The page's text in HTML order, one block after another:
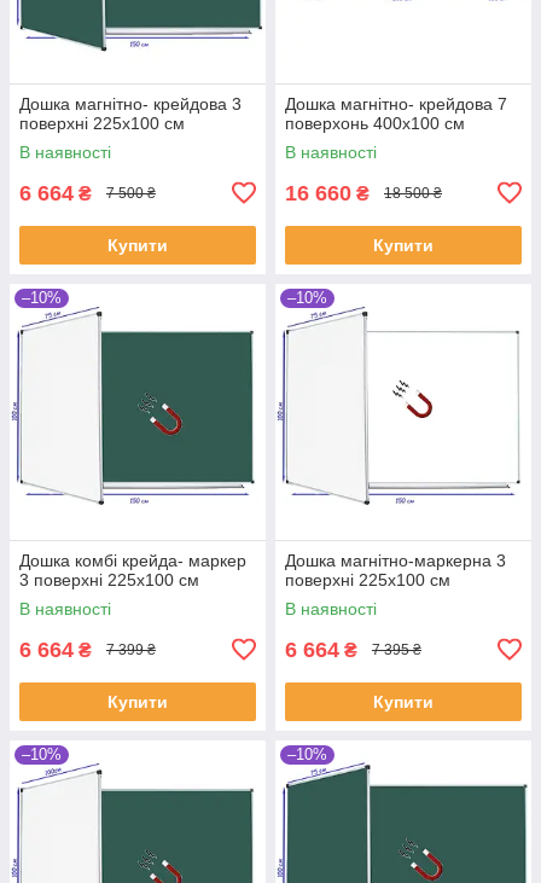
Дошка магнітно- крейдова 3
поверхні 225x100 см
В наявності
6 664 ₴ 7 500 ₴
Купити
Дошка магнітно- крейдова 7
поверхонь 400x100 см
В наявності
16 660 ₴ 18 500 ₴
Купити
–10%
Дошка комбі крейда- маркер
3 поверхні 225x100 см
В наявності
6 664 ₴ 7 399 ₴
Купити
–10%
Дошка магнітно-маркерна 3
поверхні 225x100 см
В наявності
6 664 ₴ 7 395 ₴
Купити
–10% –10%